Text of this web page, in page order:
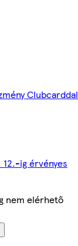
Clubcarddal
ig érvényes
nem elérhető